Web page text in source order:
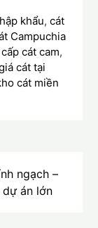
khẩu,cát
Campuchia
cát cam,
cát tại
cát miền
ngạch –
án lớn